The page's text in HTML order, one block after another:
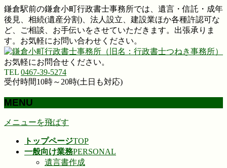
鎌倉駅前の鎌倉小町行政書士事務所では、遺言・信託・成年
後見、相続(遺産分割)、法人設立、建設業ほか各種許認可な
ど、ご相談、お手伝いをさせていただきます。出張承りま
す。お気軽にお問い合わせください。
お気軽にお問合せください。
TEL 0467-39-5274
受付時間10時～20時(土日も対応)
MENU
メニューを飛ばす
トップページTOP
一般向け業務PERSONAL
遺言書作成